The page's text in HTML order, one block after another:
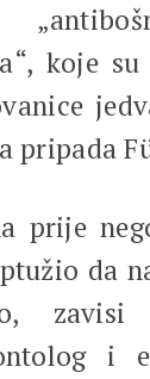
koje
pripada
prije
da
zavisi
i